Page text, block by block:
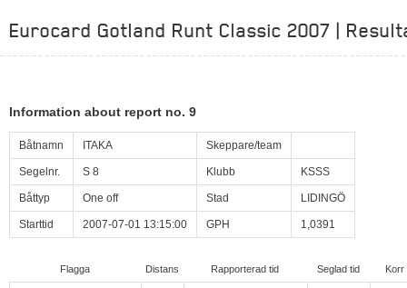
Eurocard Gotland Runt Classic 2007 |
Information about report no. 9
Båtnamn ITAKA Skeppare/team
Segelnr. S 8 Klubb KSSS
Båttyp One off Stad LIDINGÖ
Starttid 2007-07-01 13:15:00 GPH 1,0391
Flagga Distans Rapporterad tid Seglad tid Korr